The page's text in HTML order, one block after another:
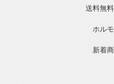
送料無
ホル
新着